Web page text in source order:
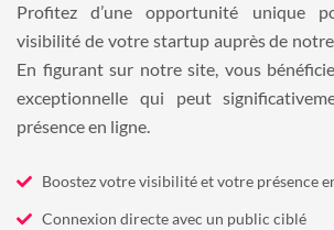
Profitez d’une opportunité unique
visibilité de votre startup auprès de notre
En figurant sur notre site, vous
exceptionnelle qui peut
présence en ligne.
Boostez votre visibilité et votre présence
Connexion directe avec un public ciblé